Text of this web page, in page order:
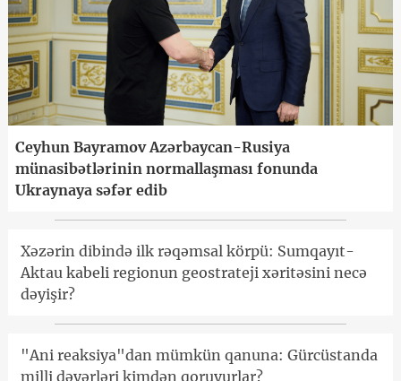
Ceyhun Bayramov Azərbaycan-Rusiya
münasibətlərinin normallaşması fonunda
Ukraynaya səfər edib
Xəzərin dibində ilk rəqəmsal körpü: Sumqayıt-
Aktau kabeli regionun geostrateji xəritəsini necə
dəyişir?
"Ani reaksiya"dan mümkün qanuna: Gürcüstanda
milli dəyərləri kimdən qoruyurlar?